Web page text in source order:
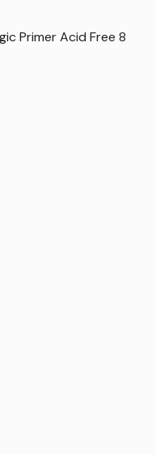
Primer Acid Free 8